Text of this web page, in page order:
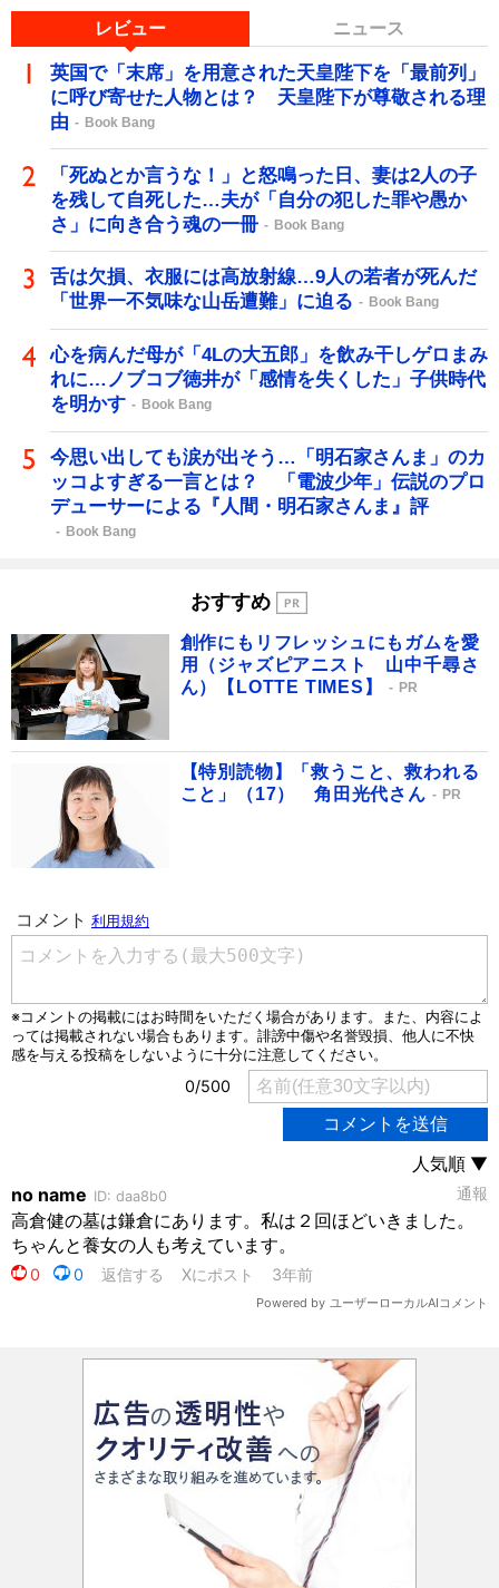
レビュー ニュース
英国で「末席」を用意された天皇陛下を「最前列」
に呼び寄せた人物とは？ 天皇陛下が尊敬される理
由
Book Bang
「死ぬとか言うな！」と怒鳴った日、妻は2人の子
を残して自死した…夫が「自分の犯した罪や愚か
さ」に向き合う魂の一冊
Book Bang
舌は欠損、衣服には高放射線…9人の若者が死んだ
「世界一不気味な山岳遭難」に迫る
Book Bang
心を病んだ母が「4Lの大五郎」を飲み干しゲロまみ
れに…ノブコブ徳井が「感情を失くした」子供時代
を明かす
Book Bang
今思い出しても涙が出そう…「明石家さんま」のカ
ッコよすぎる一言とは？ 「電波少年」伝説のプロ
デューサーによる『人間・明石家さんま』評
Book Bang
おすすめ
創作にもリフレッシュにもガムを愛
用（ジャズピアニスト 山中千尋さ
ん）【LOTTE TIMES】
PR
【特別読物】「救うこと、救われる
こと」（17） 角田光代さん
PR